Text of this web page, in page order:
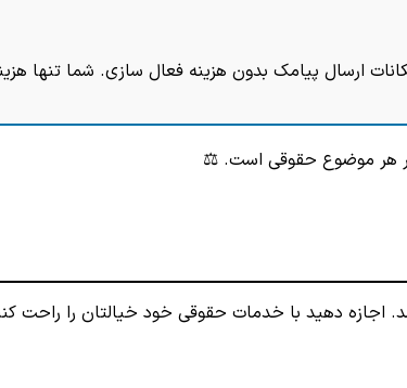
ارسال پیامک بدون هزینه فعال سازی. شما تنها